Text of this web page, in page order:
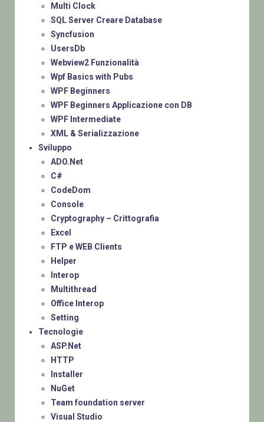
Multi Clock
SQL Server Creare Database
Syncfusion
UsersDb
Webview2 Funzionalità
Wpf Basics with Pubs
WPF Beginners
WPF Beginners Applicazione con DB
WPF Intermediate
XML & Serializzazione
Sviluppo
ADO.Net
C#
CodeDom
Console
Cryptography – Crittografia
Excel
FTP e WEB Clients
Helper
Interop
Multithread
Office Interop
Setting
Tecnologie
ASP.Net
HTTP
Installer
NuGet
Team foundation server
Visual Studio